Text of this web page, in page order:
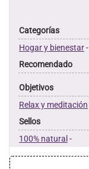
Categorías
Hogar y bienestar-
Recomendado
Objetivos
Relax y meditación
Sellos
100% natural-